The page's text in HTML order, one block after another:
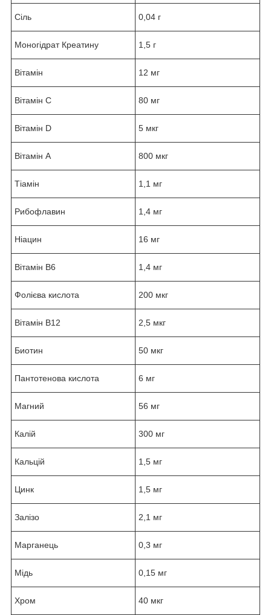
Сіль 0,04 г
Моногідрат Креатину 1,5 г
Вітамін 12 мг
Вітамін C 80 мг
Вітамін D 5 мкг
Вітамін A 800 мкг
Тіамін 1,1 мг
Рибофлавин 1,4 мг
Ніацин 16 мг
Вітамін B6 1,4 мг
Фолієва кислота 200 мкг
Вітамін B12 2,5 мкг
Биотин 50 мкг
Пантотенова кислота 6 мг
Магний 56 мг
Калій 300 мг
Кальцій 1,5 мг
Цинк 1,5 мг
Залізо 2,1 мг
Марганець 0,3 мг
Мідь 0,15 мг
Хром 40 мкг